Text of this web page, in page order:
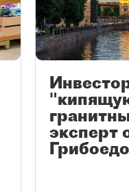
эксперт